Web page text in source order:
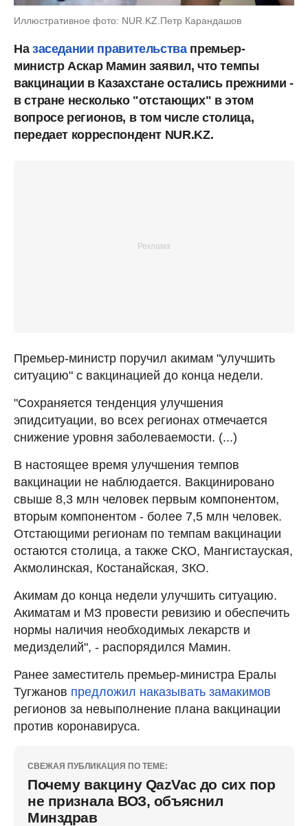
Иллюстративное фото: NUR.KZ.Петр Карандашов
На заседании правительствапремьер-
министр Аскар Мамин заявил, что темпы
вакцинации в Казахстане остались прежними -
в стране несколько "отстающих" в этом
вопросе регионов, в том числе столица,
передает корреспондент NUR.KZ.
Премьер-министр поручил акимам "улучшить
ситуацию" с вакцинацией до конца недели.
"Сохраняется тенденция улучшения
эпидситуации, во всех регионах отмечается
снижение уровня заболеваемости. (...)
В настоящее время улучшения темпов
вакцинации не наблюдается. Вакцинировано
свыше 8,3 млн человек первым компонентом,
вторым компонентом - более 7,5 млн человек.
Отстающими регионам по темпам вакцинации
остаются столица, а также СКО, Мангистауская,
Акмолинская, Костанайская, ЗКО.
Акимам до конца недели улучшить ситуацию.
Акиматам и МЗ провести ревизию и обеспечить
нормы наличия необходимых лекарств и
медизделий", - распорядился Мамин.
Ранее заместитель премьер-министра Ералы
Тугжанов предложил наказывать замакимов
регионов за невыполнение плана вакцинации
против коронавируса.
СВЕЖАЯ ПУБЛИКАЦИЯ ПО ТЕМЕ:
Почему вакцину QazVac до сих пор
не признала ВОЗ, объяснил
Минздрав